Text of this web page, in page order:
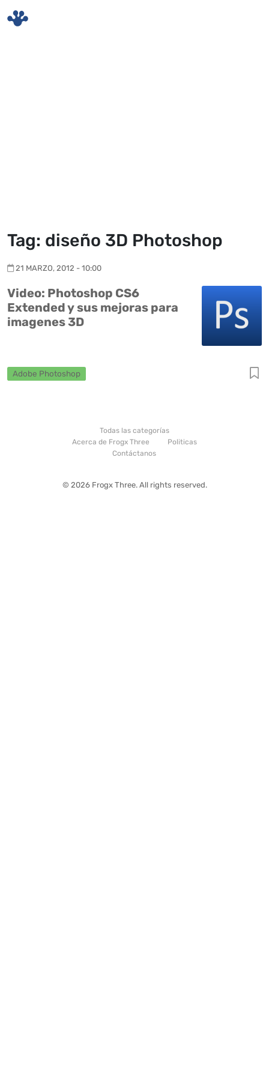
Tag: diseño 3D Photoshop
21 MARZO, 2012 - 10:00
Video: Photoshop CS6
Extended y sus mejoras para
imagenes 3D
Adobe Photoshop
Todas las categorías
Acerca de Frogx Three
Politicas
Contáctanos
© 2026 Frogx Three. All rights reserved.